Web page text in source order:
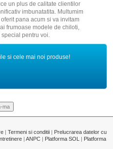
un plus de calitate clientilor
imbunatatita. Multumim
pana acum si va invitam
frumoase modele de chiloti,
pentru voi.
si cele mai noi produse!
| Termeni si conditii | Prelucrarea datelor cu
| ANPC | Platforma SOL | Platforma